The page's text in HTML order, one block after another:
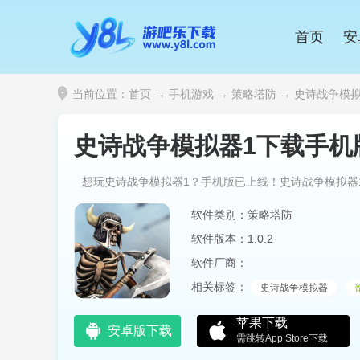
首页
当前位置： 首页 → 手机游戏 → 策略塔防 → 史诗战争模
史诗战争模拟器1下载手
想玩史诗战争模拟器1？手机版已上线！史诗战争模拟
软件类别：策略塔防
软件版本：1.0.2
软件厂商：
相关标签：
史诗战争模拟器
安卓版下载
苹果下载
需跳转App Store下载